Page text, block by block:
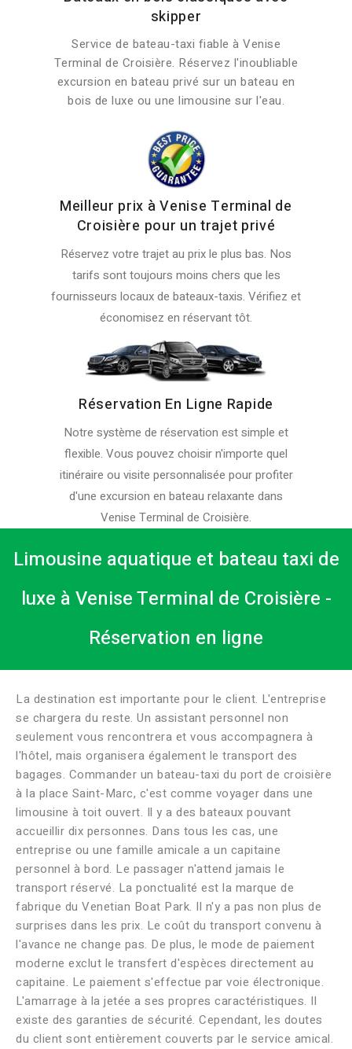
skipper
Service de bateau-taxi fiable à Venise
Terminal de Croisière. Réservez l'inoubliable
excursion en bateau privé sur un bateau en
bois de luxe ou une limousine sur l'eau.
Meilleur prix à Venise Terminal de
Croisière pour un trajet privé
Réservez votre trajet au prix le plus bas. Nos
tarifs sont toujours moins chers que les
fournisseurs locaux de bateaux-taxis. Vérifiez et
économisez en réservant tôt.
Réservation En Ligne Rapide
Notre système de réservation est simple et
flexible. Vous pouvez choisir n'importe quel
itinéraire ou visite personnalisée pour profiter
d'une excursion en bateau relaxante dans
Venise Terminal de Croisière.
Limousine aquatique et bateau taxi de
luxe à Venise Terminal de Croisière -
Réservation en ligne
La destination est importante pour le client. L'entreprise
se chargera du reste. Un assistant personnel non
seulement vous rencontrera et vous accompagnera à
l'hôtel, mais organisera également le transport des
bagages. Commander un bateau-taxi du port de croisière
à la place Saint-Marc, c'est comme voyager dans une
limousine à toit ouvert. Il y a des bateaux pouvant
accueillir dix personnes. Dans tous les cas, une
entreprise ou une famille amicale a un capitaine
personnel à bord. Le passager n'attend jamais le
transport réservé. La ponctualité est la marque de
fabrique du Venetian Boat Park. Il n'y a pas non plus de
surprises dans les prix. Le coût du transport convenu à
l'avance ne change pas. De plus, le mode de paiement
moderne exclut le transfert d'espèces directement au
capitaine. Le paiement s'effectue par voie électronique.
L'amarrage à la jetée a ses propres caractéristiques. Il
existe des garanties de sécurité. Cependant, les doutes
du client sont entièrement couverts par le service amical.